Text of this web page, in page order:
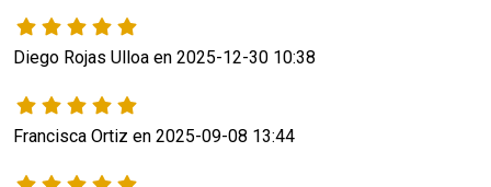
Diego Rojas Ulloa en 2025-12-30 10:38
Francisca Ortiz en 2025-09-08 13:44